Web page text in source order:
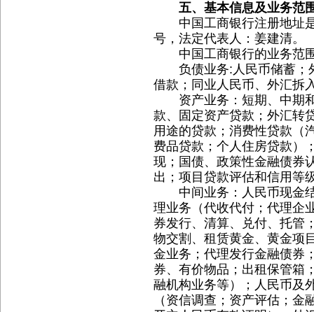
五、基本信息及业务范
中国工商银行注册地址是
号，法定代表人：姜建清。
中国工商银行的业务范
负债业务:人民币储蓄；
借款；同业人民币、外汇拆
资产业务：短期、中期和
款、固定资产贷款；外汇转
用途的贷款；消费性贷款（
费品贷款；个人住房贷款）
现；国债、政策性金融债券
出；项目贷款评估和信用等
中间业务：人民币现金结
理业务（代收代付；代理企
券发行、清算、兑付、托管
物交割、租赁黄金、黄金项
金业务；代理发行金融债券
券、有价物品；出租保管箱
融机构业务等）；人民币及
（资信调查；资产评估；